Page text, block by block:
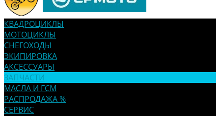
КВАДРОЦИКЛЫ
МОТОЦИКЛЫ
СНЕГОХОДЫ
ЭКИПИРОВКА
АКСЕССУАРЫ
ЗАПЧАСТИ
МАСЛА И ГСМ
РАСПРОДАЖА %
СЕРВИС